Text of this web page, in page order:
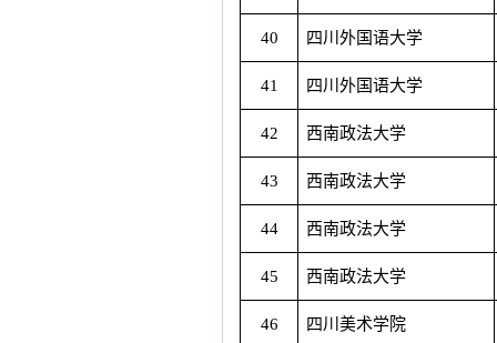
40 四川外国语大学
41 四川外国语大学
42 西南政法大学
43 西南政法大学
44 西南政法大学
45 西南政法大学
46 四川美术学院